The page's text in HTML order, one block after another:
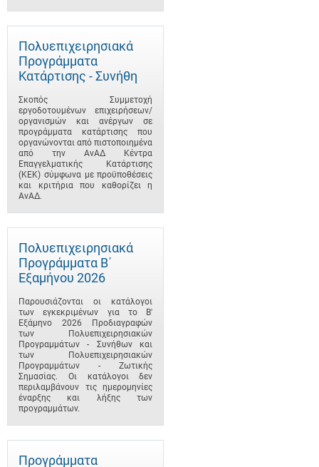
Πολυεπιχειρησιακά
Προγράμματα
Κατάρτισης - Συνήθη
Σκοπός Συμμετοχή
εργοδοτουμένων επιχειρήσεων/
οργανισμών και ανέργων σε
προγράμματα κατάρτισης που
οργανώνονται από πιστοποιημένα
από την ΑνΑΔ Κέντρα
Επαγγελματικής Κατάρτισης
(ΚΕΚ) σύμφωνα με προϋποθέσεις
και κριτήρια που καθορίζει η
ΑνΑΔ.
Πολυεπιχειρησιακά
Προγράμματα B΄
Εξαμήνου 2026
Παρουσιάζονται οι κατάλογοι
των εγκεκριμένων για το B'
Εξάμηνο 2026 Προδιαγραφών
των Πολυεπιχειρησιακών
Προγραμμάτων - Συνήθων και
των Πολυεπιχειρησιακών
Προγραμμάτων - Ζωτικής
Σημασίας. Οι κατάλογοι δεν
περιλαμβάνουν τις ημερομηνίες
έναρξης και λήξης των
προγραμμάτων.
Προγράμματα